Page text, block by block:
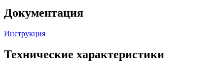
Документация
Инструкция
Технические характеристики